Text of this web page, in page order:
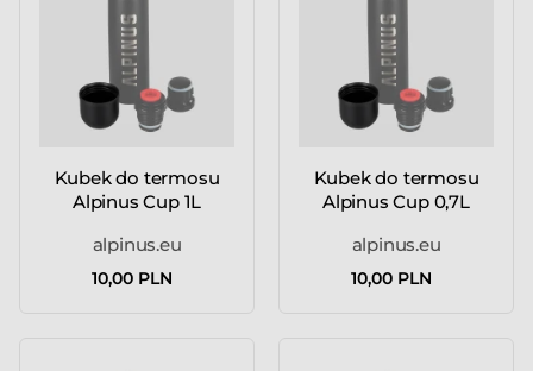
Kubek do termosu
Alpinus Cup 1L
alpinus.eu
10,00 PLN
Kubek do termosu
Alpinus Cup 0,7L
alpinus.eu
10,00 PLN